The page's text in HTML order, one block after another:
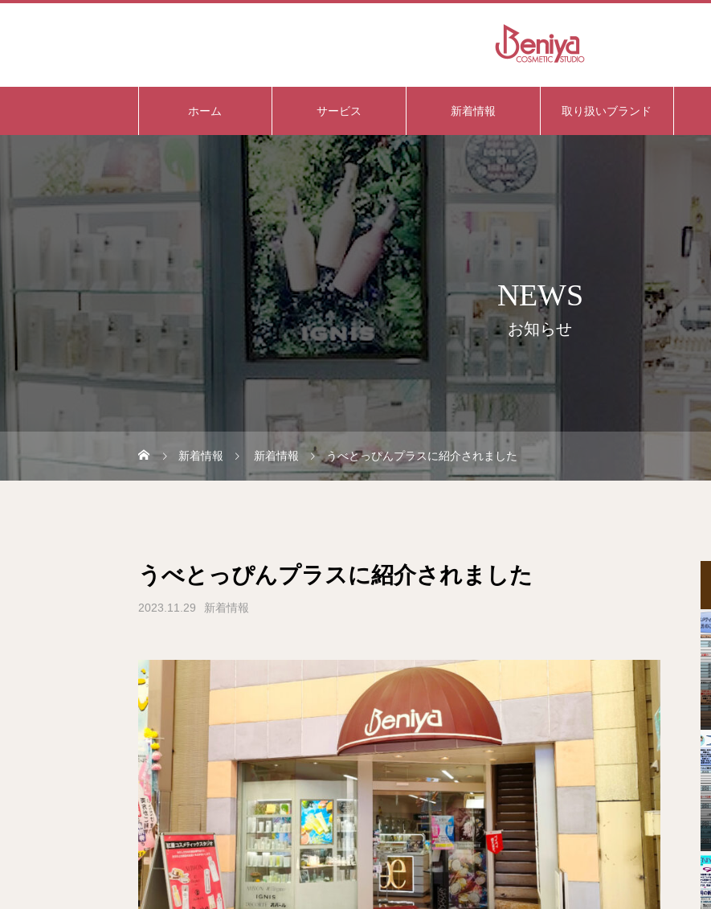
ホーム サービス 新着情報 取り扱いブランド
NEWS
お知らせ
新着情報 新着情報 うべとっぴんプラスに紹介されました
うべとっぴんプラスに紹介されました
2023.11.29 新着情報